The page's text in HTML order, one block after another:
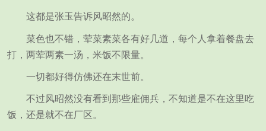
这都是张玉告诉风昭然的。
菜色也不错，荤菜素菜各有好几道，每个人拿着餐盘去
打，两荤两素一汤，米饭不限量。
一切都好得仿佛还在末世前。
不过风昭然没有看到那些雇佣兵，不知道是不在这里吃
饭，还是就不在厂区。